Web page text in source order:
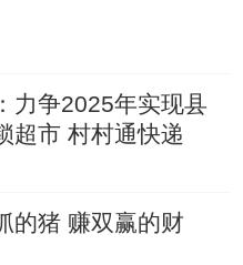
力争2025年实现县
超市 村村通快递
的猪 赚双赢的财